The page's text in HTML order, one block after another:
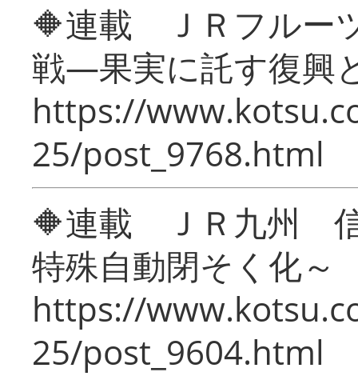
🔶連載 ＪＲフルー
戦―果実に託す復興
https://
25/post_9768.html
🔶連載 ＪＲ九州 信
特殊自動閉そく化～
https://
25/post_9604.html